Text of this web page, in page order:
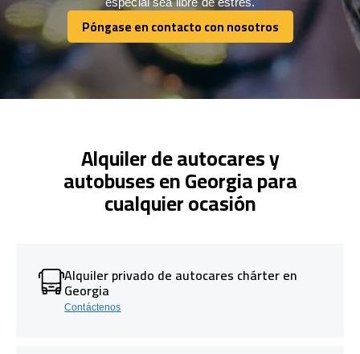
Póngase en contacto con nosotros
Póngase en contacto con nosotros
Alquiler de autocares y
autobuses en Georgia para
cualquier ocasión
Alquiler privado de autocares chárter en
Georgia
Contáctenos